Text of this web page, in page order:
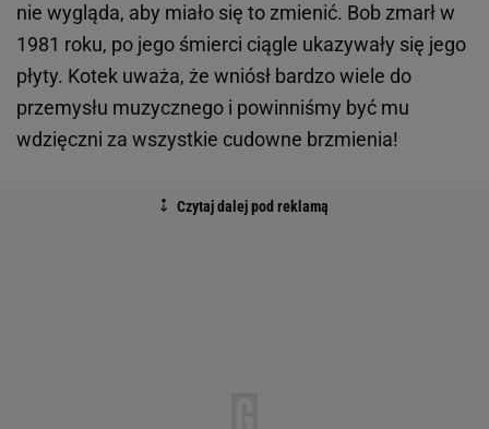
nie wygląda, aby miało się to zmienić. Bob zmarł w
1981 roku, po jego śmierci ciągle ukazywały się jego
płyty. Kotek uważa, że wniósł bardzo wiele do
przemysłu muzycznego i powinniśmy być mu
wdzięczni za wszystkie cudowne brzmienia!